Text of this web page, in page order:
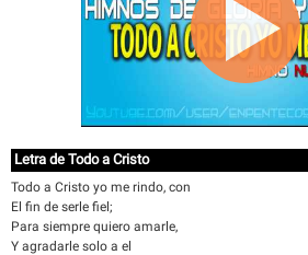
Letra de Todo a Cristo
Todo a Cristo yo me rindo, con
El fin de serle fiel;
Para siempre quiero amarle,
Y agradarle solo a el